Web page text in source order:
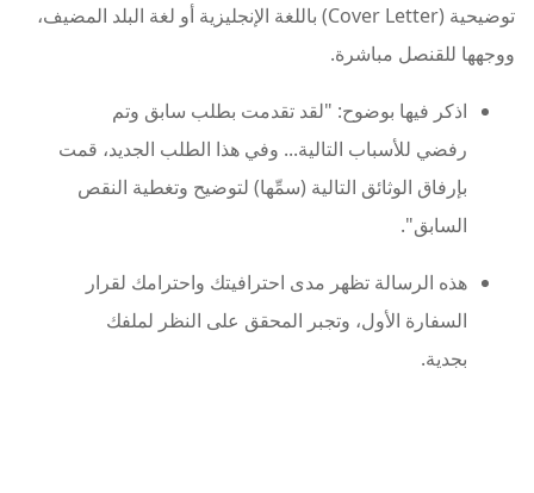
توضيحية (Cover Letter) باللغة الإنجليزية أو لغة البلد المضيف،
ووجهها للقنصل مباشرة.
اذكر فيها بوضوح: "لقد تقدمت بطلب سابق وتم
رفضي للأسباب التالية... وفي هذا الطلب الجديد، قمت
بإرفاق الوثائق التالية (سمِّها) لتوضيح وتغطية النقص
السابق".
هذه الرسالة تظهر مدى احترافيتك واحترامك لقرار
السفارة الأول، وتجبر المحقق على النظر لملفك
بجدية.